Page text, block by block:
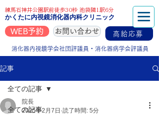
練馬石神井公園駅前徒歩30秒 池袋隣1駅6分
かくたに内視鏡消化器内科クリニック
お問い合わせ
WEB予約 高給応募
消化器内視鏡学会社団評議員・消化器病学会評議員
記事
全ての記事
全ての記事
院長
2025年2月7日 読了時間: 5分